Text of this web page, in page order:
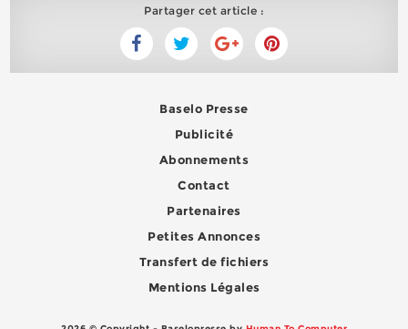
Partager cet article :
Baselo Presse
Publicité
Abonnements
Contact
Partenaires
Petites Annonces
Transfert de fichiers
Mentions Légales